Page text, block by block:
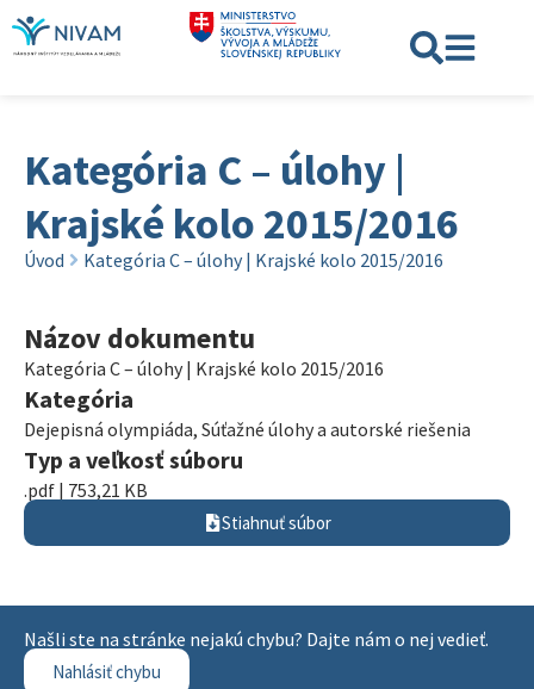
Kategória C – úlohy |
Krajské kolo 2015/2016
Úvod Kategória C – úlohy | Krajské kolo 2015/2016
Názov dokumentu
Kategória C – úlohy | Krajské kolo 2015/2016
Kategória
Dejepisná olympiáda, Súťažné úlohy a autorské riešenia
Typ a veľkosť súboru
.pdf | 753,21 KB
Stiahnuť súbor
Našli ste na stránke nejakú chybu? Dajte nám o nej vedieť.
Nahlásiť chybu